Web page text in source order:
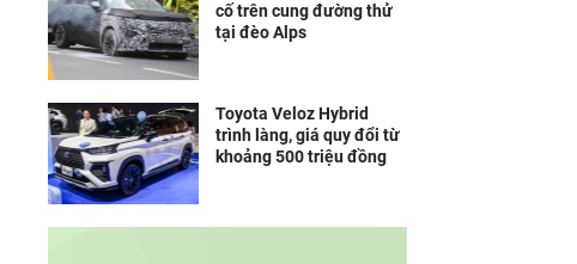
cố trên cung đường thử
tại đèo Alps
Toyota Veloz Hybrid
trình làng, giá quy đổi từ
khoảng 500 triệu đồng